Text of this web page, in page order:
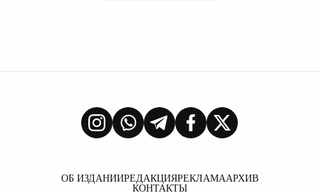
ОБ ИЗДАНИИРЕДАКЦИЯРЕКЛАМААРХИВ
КОНТАКТЫ